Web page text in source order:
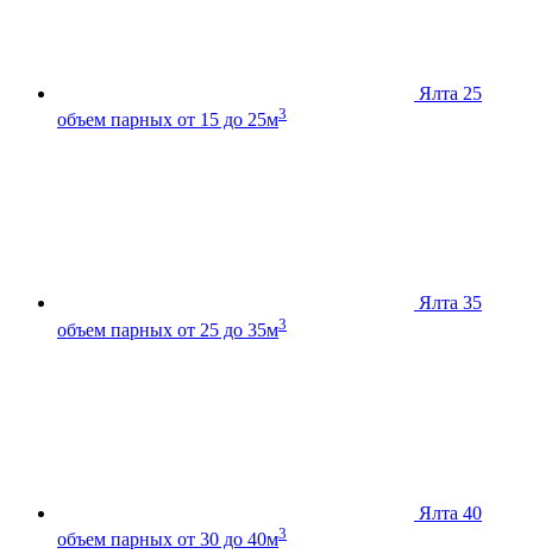
Ялта 25
объем парных от 15 до 25м3
Ялта 35
объем парных от 25 до 35м3
Ялта 40
объем парных от 30 до 40м3